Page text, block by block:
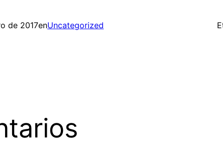
de 2017enUncategorized